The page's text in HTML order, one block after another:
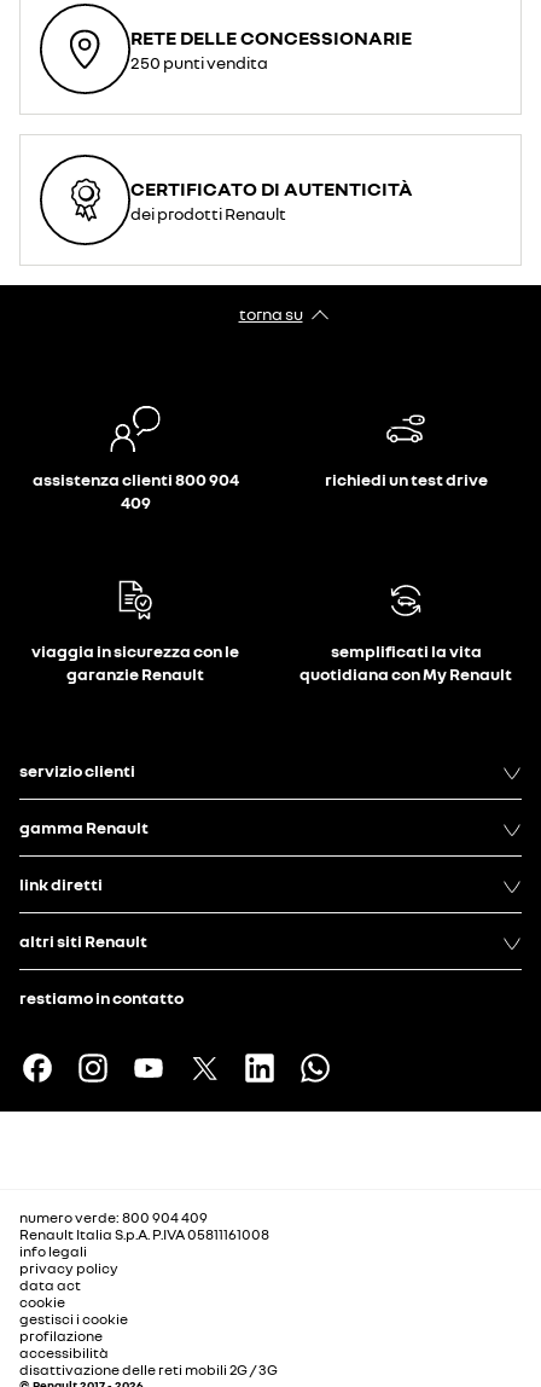
RETE DELLE CONCESSIONARIE
250 punti vendita
CERTIFICATO DI AUTENTICITÀ
dei prodotti Renault
torna su
assistenza clienti 800 904
409
richiedi un test drive
viaggia in sicurezza con le
garanzie Renault
semplificati la vita
quotidiana con My Renault
servizio clienti
gamma Renault
link diretti
altri siti Renault
restiamo in contatto
numero verde: 800 904 409
Renault Italia S.p.A. P.IVA 05811161008
info legali
privacy policy
data act
cookie
gestisci i cookie
profilazione
accessibilità
disattivazione delle reti mobili 2G / 3G